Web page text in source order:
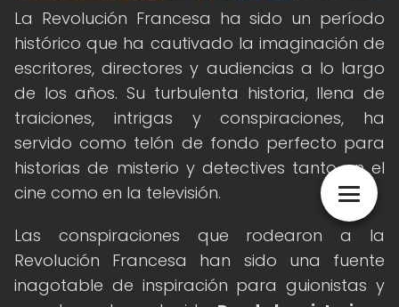
La Revolución Francesa ha sido un período
histórico que ha cautivado la imaginación de
escritores, directores y audiencias a lo largo
de los años. Su turbulenta historia, llena de
traiciones, intrigas y conspiraciones, ha
servido como telón de fondo perfecto para
historias de misterio y detectives tanto en el
cine como en la televisión.
Las conspiraciones que rodearon a la
Revolución Francesa han sido una fuente
inagotable de inspiración para guionistas y